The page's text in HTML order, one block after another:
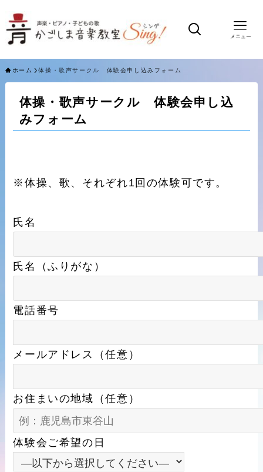
メニュー
ホーム 体操・歌声サークル 体験会申し込みフォーム
体操・歌声サークル 体験会申し込
みフォーム
※体操、歌、それぞれ1回の体験可です。
氏名
氏名（ふりがな）
電話番号
メールアドレス（任意）
お住まいの地域（任意）
体験会ご希望の日